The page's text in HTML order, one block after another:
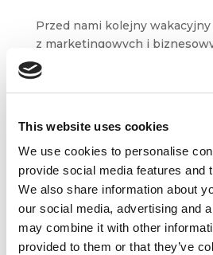
This website uses cookies
We use cookies to personalise
provide social media features and
We also share information about
our social media, advertising and
may combine it with other
provided to them or that they’ve
Przed nami kolejny
z marketingowych i
tygodniu mamy dla Was
Strategy Insider, NGDATA
Dane kontaktowe